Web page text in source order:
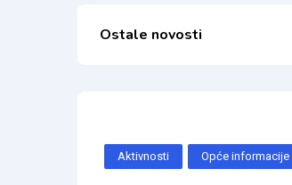
Ostale novosti
Aktivnosti Opće informacije